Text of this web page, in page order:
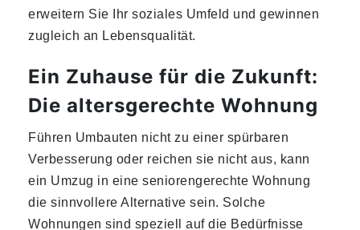
erweitern Sie Ihr soziales Umfeld und gewinnen
zugleich an Lebensqualität.
Ein Zuhause für die Zukunft:
Die altersgerechte Wohnung
Führen Umbauten nicht zu einer spürbaren
Verbesserung oder reichen sie nicht aus, kann
ein Umzug in eine seniorengerechte Wohnung
die sinnvollere Alternative sein. Solche
Wohnungen sind speziell auf die Bedürfnisse